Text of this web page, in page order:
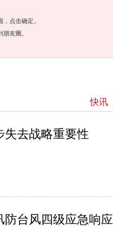
点击确定。
友圈。
快讯
失去战略重要性
防台风四级应急响应